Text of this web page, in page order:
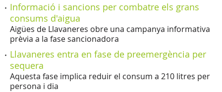
Informació i sancions per combatre els grans
consums d'aigua
Aigües de Llavaneres obre una campanya informativa
prèvia a la fase sancionadora
Llavaneres entra en fase de preemergència per
sequera
Aquesta fase implica reduir el consum a 210 litres per
persona i dia